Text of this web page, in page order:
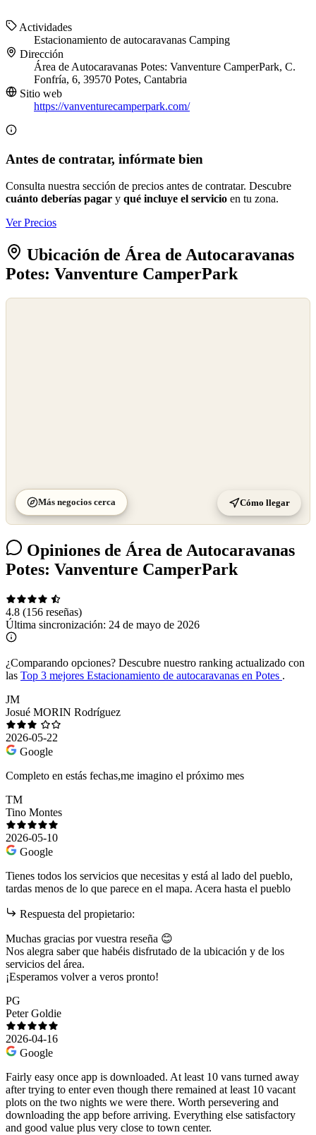
Actividades
Estacionamiento de autocaravanas Camping
Dirección
Área de Autocaravanas Potes: Vanventure CamperPark, C.
Fonfría, 6, 39570 Potes, Cantabria
Sitio web
https://vanventurecamperpark.com/
Antes de contratar, infórmate bien
Consulta nuestra sección de precios antes de contratar. Descubre
cuánto deberías pagar y qué incluye el servicio en tu zona.
Ver Precios
Ubicación de Área de Autocaravanas
Potes: Vanventure CamperPark
Más negocios cerca Cómo llegar
Opiniones de Área de Autocaravanas
Potes: Vanventure CamperPark
4.8 (156 reseñas)
Última sincronización: 24 de mayo de 2026
¿Comparando opciones? Descubre nuestro ranking actualizado con
las Top 3 mejores Estacionamiento de autocaravanas en Potes .
JM
Josué MORIN Rodríguez
2026-05-22
Google
Completo en estás fechas,me imagino el próximo mes
TM
Tino Montes
2026-05-10
Google
Tienes todos los servicios que necesitas y está al lado del pueblo,
tardas menos de lo que parece en el mapa. Acera hasta el pueblo
Respuesta del propietario:
Muchas gracias por vuestra reseña 😊
Nos alegra saber que habéis disfrutado de la ubicación y de los
servicios del área.
¡Esperamos volver a veros pronto!
PG
Peter Goldie
2026-04-16
Google
Fairly easy once app is downloaded. At least 10 vans turned away
after trying to enter even though there remained at least 10 vacant
plots on the two nights we were there. Worth persevering and
downloading the app before arriving. Everything else satisfactory
and good value plus very close to town center.